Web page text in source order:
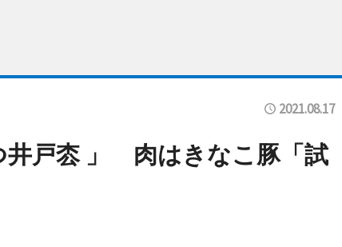
2021.08.17
井戸枩 」 肉はきなこ豚「試